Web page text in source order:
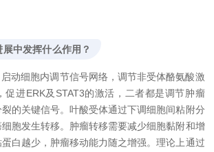
中发挥什么作用？
动细胞内调节信号网络，调节非受体酪氨酸激
促进ERK及STAT3的激活，二者都是调节肿瘤
的关键信号。叶酸受体通过下调细胞间粘附分
胞发生转移。肿瘤转移需要减少细胞黏附和增
白越少，肿瘤移动能力随之增强。理论上通过